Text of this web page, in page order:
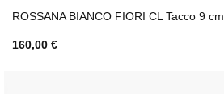
ROSSANA BIANCO FIORI CL Tacco 9 cm
160,00 €